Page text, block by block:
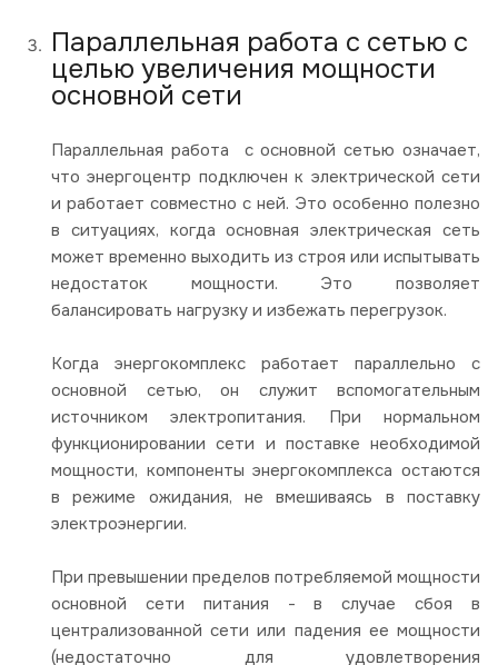
Параллельная работа с сетью с
целью увеличения мощности
основной сети
Параллельная работа с основной сетью означает,
что энергоцентр подключен к электрической сети
и работает совместно с ней. Это особенно полезно
в ситуациях, когда основная электрическая сеть
может временно выходить из строя или испытывать
недостаток мощности. Это позволяет
балансировать нагрузку и избежать перегрузок.
Когда энергокомплекс работает параллельно с
основной сетью, он служит вспомогательным
источником электропитания. При нормальном
функционировании сети и поставке необходимой
мощности, компоненты энергокомплекса остаются
в режиме ожидания, не вмешиваясь в поставку
электроэнергии.
При превышении пределов потребляемой мощности
основной сети питания - в случае сбоя в
централизованной сети или падения ее мощности
(недостаточно для удовлетворения